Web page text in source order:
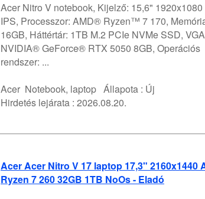
Acer Nitro V notebook, Kijelző: 15,6"
IPS, Processzor: AMD® Ryzen™ 7 170,
16GB, Háttértár: 1TB M.2 PCIe NVMe SSD,
NVIDIA® GeForce® RTX 5050 8GB, Operációs
rendszer: ...
Acer Notebook, laptop Állapota : Új
Hirdetés lejárata : 2026.08.20.
Acer Acer Nitro V 17 laptop 17,3" 2160x1440
Ryzen 7 260 32GB 1TB NoOs - Eladó